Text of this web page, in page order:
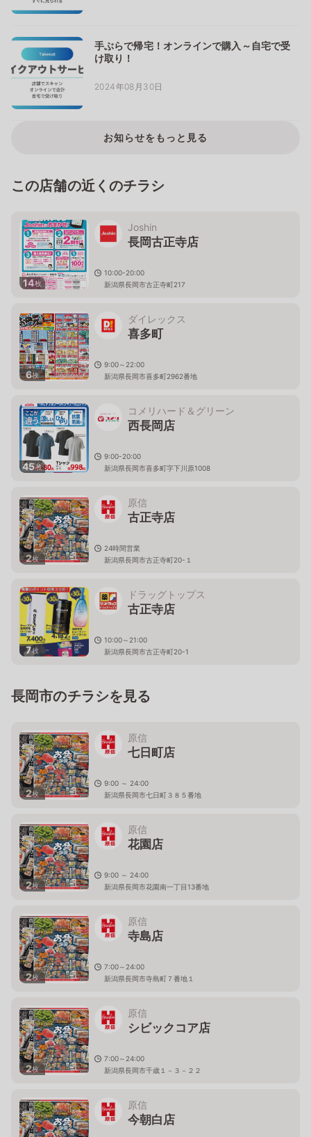
手ぶらで帰宅！オンラインで購入～自宅で受
け取り！
2024年08月30日
お知らせをもっと見る
この店舗の近くのチラシ
14枚
Joshin
長岡古正寺店
10:00-20:00
新潟県長岡市古正寺町217
6枚
ダイレックス
喜多町
9:00～22:00
新潟県長岡市喜多町2962番地
45枚
コメリハード＆グリーン
西長岡店
9:00-20:00
新潟県長岡市喜多町字下川原1008
2枚
原信
古正寺店
24時間営業
新潟県長岡市古正寺町20-１
7枚
ドラッグトップス
古正寺店
10:00～21:00
新潟県長岡市古正寺町20-1
長岡市のチラシを見る
2枚
原信
七日町店
9:00 ～ 24:00
新潟県長岡市七日町３８５番地
2枚
原信
花園店
9:00 ～ 24:00
新潟県長岡市花園南一丁目13番地
2枚
原信
寺島店
7:00～24:00
新潟県長岡市寺島町７番地１
2枚
原信
シビックコア店
7:00～24:00
新潟県長岡市千歳１－３－２２
原信
今朝白店